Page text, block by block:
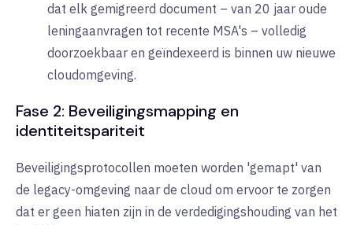
dat elk gemigreerd document – van 20 jaar oude
leningaanvragen tot recente MSA's – volledig
doorzoekbaar en geïndexeerd is binnen uw nieuwe
cloudomgeving.
Fase 2: Beveiligingsmapping en
identiteitspariteit
Beveiligingsprotocollen moeten worden 'gemapt' van
de legacy-omgeving naar de cloud om ervoor te zorgen
dat er geen hiaten zijn in de verdedigingshouding van het